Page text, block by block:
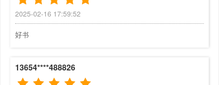
4.12  三维文字	131
5.1  插件的获取	142
5.2  插件的安装	142
件的最新案例制作方法。
（4）针对SketchUp软件中VR插件的渲染操作进行深入的
读者使用和学习。
■图书内容
2025-02-16 17:59:52
好书
13654****488826